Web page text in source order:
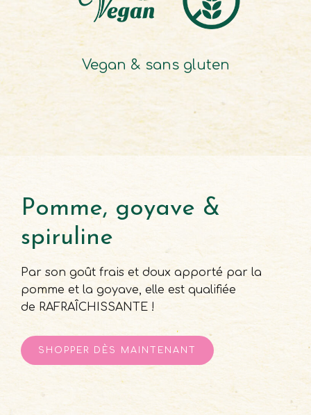
Vegan & sans gluten
Pomme, goyave &
spiruline
Par son goût frais et doux apporté par la
pomme et la goyave, elle est qualifiée
de RAFRAÎCHISSANTE !
SHOPPER DЀS MAINTENANT